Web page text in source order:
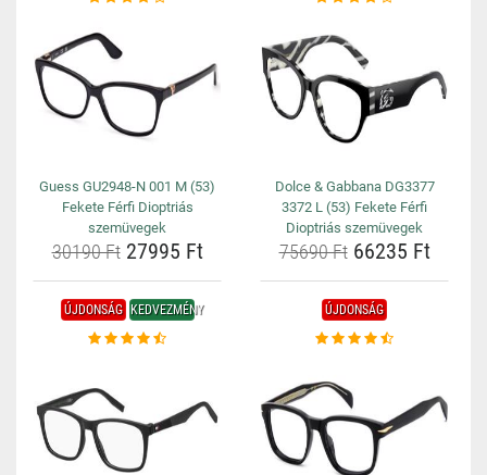
Guess GU2948-N 001 M (53)
Fekete Férfi Dioptriás
szemüvegek
30190 Ft27995 Ft
Dolce & Gabbana DG3377
3372 L (53) Fekete Férfi
Dioptriás szemüvegek
75690 Ft66235 Ft
ÚJDONSÁG KEDVEZMÉNY ÚJDONSÁG